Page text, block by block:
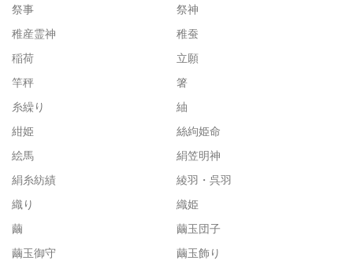
祭事
祭神
稚産霊神
稚蚕
稲荷
立願
竿秤
箸
糸繰り
紬
紺姫
絲絇姫命
絵馬
絹笠明神
絹糸紡績
綾羽・呉羽
織り
織姫
繭
繭玉団子
繭玉御守
繭玉飾り